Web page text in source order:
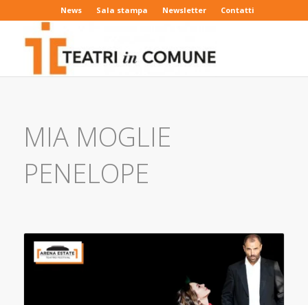
News Sala stampa Newsletter Contatti
MIA MOGLIE
PENELOPE